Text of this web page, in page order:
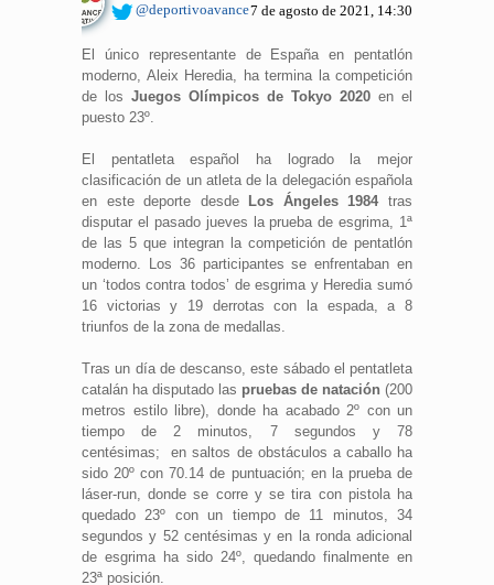
@deportivoavance7 de agosto de 2021, 14:30
El único representante de España en pentatlón
moderno, Aleix Heredia, ha termina la competición
de los Juegos Olímpicos de Tokyo 2020 en el
puesto 23º.
El pentatleta español ha logrado la mejor
clasificación de un atleta de la delegación española
en este deporte desde
Los Ángeles 1984tras
disputar el pasado jueves la prueba de esgrima, 1ª
de las 5 que integran la competición de pentatlón
moderno. Los 36 participantes se enfrentaban en
un ‘todos contra todos’ de esgrima y Heredia sumó
16 victorias y 19 derrotas con la espada, a 8
triunfos de la zona de medallas.
Tras un día de descanso, este sábado el pentatleta
catalán ha disputado las pruebas de natación (200
metros estilo libre), donde ha acabado 2º con un
tiempo de 2 minutos, 7 segundos y 78
centésimas; en saltos de obstáculos a caballo ha
sido 20º con 70.14 de puntuación; en la prueba de
láser-run, donde se corre y se tira con pistola ha
quedado 23º con un tiempo de 11 minutos, 34
segundos y 52 centésimas y en la ronda adicional
de esgrima ha sido 24º, quedando finalmente en
23ª posición.